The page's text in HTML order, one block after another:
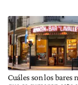
Cuáles son los bares